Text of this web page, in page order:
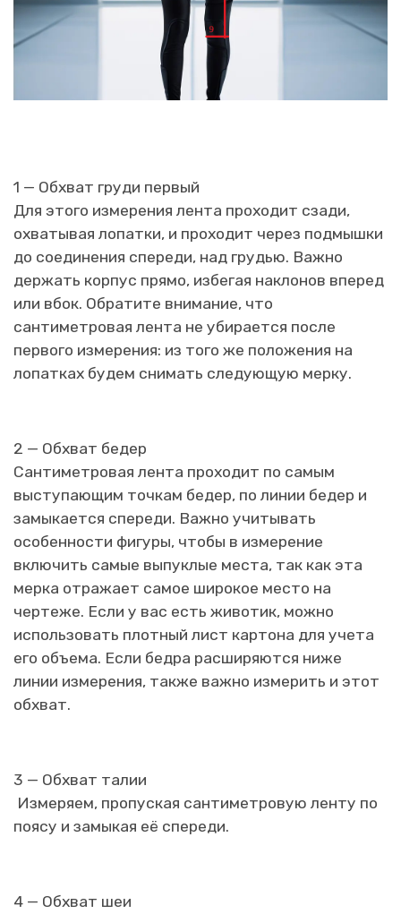
1 — Обхват груди первый
Для этого измерения лента проходит сзади,
охватывая лопатки, и проходит через подмышки
до соединения спереди, над грудью. Важно
держать корпус прямо, избегая наклонов вперед
или вбок. Обратите внимание, что
сантиметровая лента не убирается после
первого измерения: из того же положения на
лопатках будем снимать следующую мерку.
2 — Обхват бедер
Сантиметровая лента проходит по самым
выступающим точкам бедер, по линии бедер и
замыкается спереди. Важно учитывать
особенности фигуры, чтобы в измерение
включить самые выпуклые места, так как эта
мерка отражает самое широкое место на
чертеже. Если у вас есть животик, можно
использовать плотный лист картона для учета
его объема. Если бедра расширяются ниже
линии измерения, также важно измерить и этот
обхват.
3 — Обхват талии
Измеряем, пропуская сантиметровую ленту по
поясу и замыкая её спереди.
4 — Обхват шеи